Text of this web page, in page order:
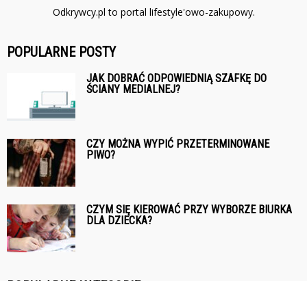
Odkrywcy.pl to portal lifestyle'owo-zakupowy.
POPULARNE POSTY
JAK DOBRAĆ ODPOWIEDNIĄ SZAFKĘ DO
ŚCIANY MEDIALNEJ?
CZY MOŻNA WYPIĆ PRZETERMINOWANE
PIWO?
CZYM SIĘ KIEROWAĆ PRZY WYBORZE BIURKA
DLA DZIECKA?